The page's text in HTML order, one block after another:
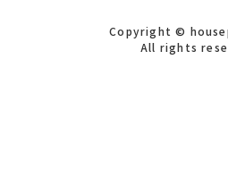
Copyright ©
All rights